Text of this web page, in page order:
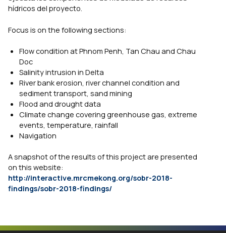
hídricos del proyecto.
Focus is on the following sections:
Flow condition at Phnom Penh, Tan Chau and Chau
Doc
Salinity intrusion in Delta
River bank erosion, river channel condition and
sediment transport, sand mining
Flood and drought data
Climate change covering greenhouse gas, extreme
events, temperature, rainfall
Navigation
A snapshot of the results of this project are presented
on this website:
http://interactive.mrcmekong.org/sobr-2018-
findings/sobr-2018-findings/